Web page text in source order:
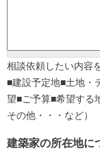
相談依頼したい内容
■建設予定地■土地・
望■ご予算■希望する
その他・・・など）
建築家の所在地に